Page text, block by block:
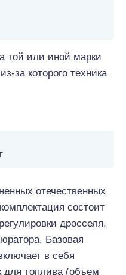
той или иной марки
за которого техника
отечественных
состоит
дросселя,
Базовая
в себя
для топлива (объем